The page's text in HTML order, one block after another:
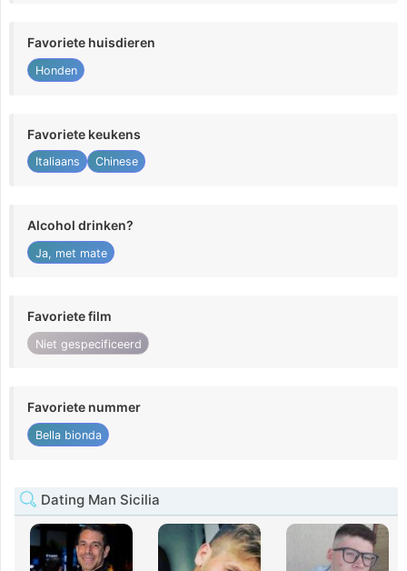
Favoriete huisdieren
Honden
Favoriete keukens
Italiaans Chinese
Alcohol drinken?
Ja, met mate
Favoriete film
Niet gespecificeerd
Favoriete nummer
Bella bionda
Dating Man Sicilia